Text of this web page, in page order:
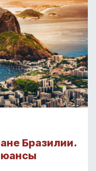
Бразилии.